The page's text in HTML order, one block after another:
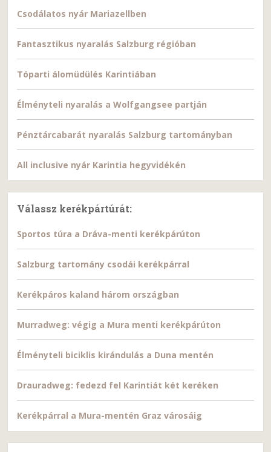
Csodálatos nyár Mariazellben
Fantasztikus nyaralás Salzburg régióban
Tóparti álomüdülés Karintiában
Élményteli nyaralás a Wolfgangsee partján
Pénztárcabarát nyaralás Salzburg tartományban
All inclusive nyár Karintia hegyvidékén
Válassz kerékpártúrát:
Sportos túra a Dráva-menti kerékpárúton
Salzburg tartomány csodái kerékpárral
Kerékpáros kaland három országban
Murradweg: végig a Mura menti kerékpárúton
Élményteli biciklis kirándulás a Duna mentén
Drauradweg: fedezd fel Karintiát két keréken
Kerékpárral a Mura-mentén Graz városáig